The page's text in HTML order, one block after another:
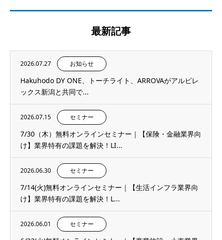
最新記事
2026.07.27 お知らせ
Hakuhodo DY ONE、トーチライト、ARROVAがアルビレ
ックス新潟と共同で...
2026.07.15 セミナー
7/30（木）無料オンラインセミナー｜【保険・金融業界向
け】業界特有の課題を解決！LI...
2026.06.30 セミナー
7/14(火)無料オンラインセミナー｜【生活インフラ業界向
け】業界特有の課題を解決！L...
2026.06.01 セミナー